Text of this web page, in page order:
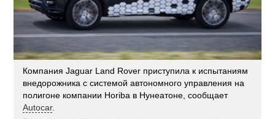
Компания Jaguar Land Rover приступила к испытаниям
внедорожника с системой автономного управления на
полигоне компании Horiba в Нунеатоне, сообщает
Autocar.